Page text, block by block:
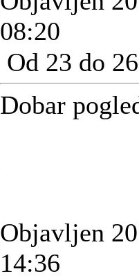
08:20
Od 23 do
Dobar
Objavljen
14:36